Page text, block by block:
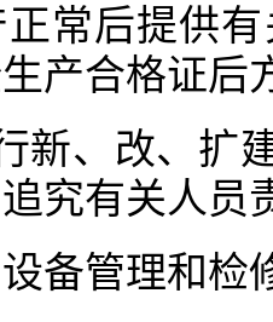
常后提供
产合格证后
新、改、扩
究有关人员
备管理和检